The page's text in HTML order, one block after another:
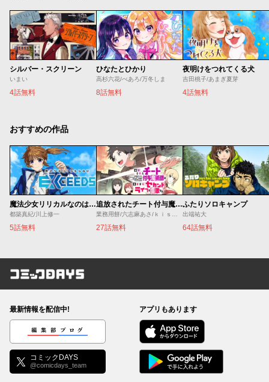
シルバー・スクリーン
いまい
4話無料
ひなたとひかり
高杉六花/べあろ/万冬しま
8話無料
夜明けをつれてくる犬
吉田桃子/あまぎ夏芽
4話無料
おすすめの作品
魔法少女リリカルなのは EXCEEDS
都築真紀/川上修一
5話無料
追放されたチート付与魔術師は気ままなセカンドライフを謳歌する。 ～俺は武器だけじゃなく、あらゆるものに『強化ポイント』を付与できるし、俺の意思でいつでも効果を解除できるけど、残った人たち大丈夫？～
27話無料
ふたりソロキャンプ
出端祐大
64話無料
コミックDAYS
最新情報を配信中!
編集部ブログ
コミックDAYS
@comicdays_team
アプリもあります